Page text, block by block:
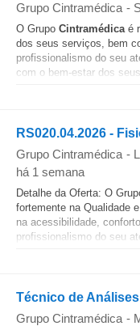
Grupo Cintramédica -
O Grupo Cintramédicaé
dos seus serviços, bem
profissionalismo do seu
com o bem-estar dos
RS020.04.2026 -
Grupo Cintramédica -
há 1 semana
Detalhe da Oferta: O
fortemente na Qualidade
na acessibilidade,
profissionalismo do seu
Técnico de
Grupo Cintramédica -